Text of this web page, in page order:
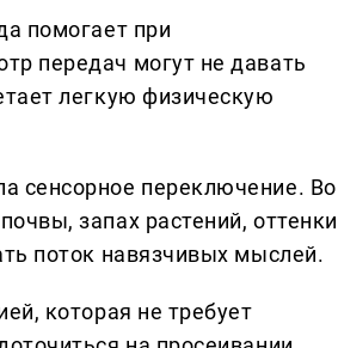
помогает при
передач могут не давать
легкую физическую
сенсорное переключение. Во
запах растений, оттенки
поток навязчивых мыслей.
которая не требует